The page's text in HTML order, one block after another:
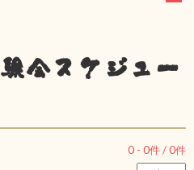
会スケジュー
0 - 0件 /0件